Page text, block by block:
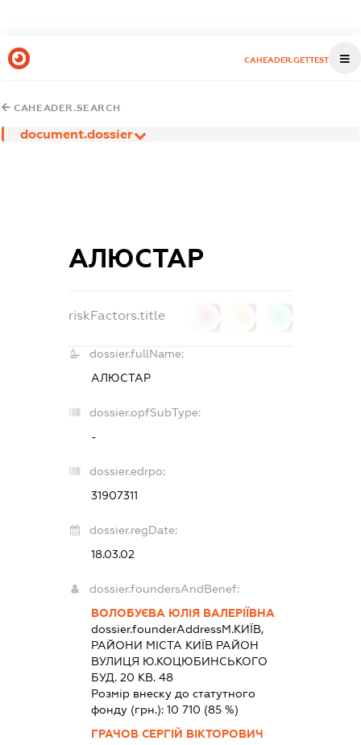
CAHEADER.GETTEST
CAHEADER.SEARCH
document.dossier
АЛЮСТАР
riskFactors.title
dossier.fullName:
АЛЮСТАР
dossier.opfSubType:
-
dossier.edrpo:
31907311
dossier.regDate:
18.03.02
dossier.foundersAndBenef:
ВОЛОБУЄВА ЮЛІЯ ВАЛЕРІЇВНА
dossier.founderAddressМ.КИЇВ,
РАЙОНИ МІСТА КИЇВ РАЙОН
ВУЛИЦЯ Ю.КОЦЮБИНСЬКОГО
БУД. 20 КВ. 48
Розмір внеску до статутного
фонду (грн.):10 710 (85 %)
ГРАЧОВ СЕРГІЙ ВІКТОРОВИЧ